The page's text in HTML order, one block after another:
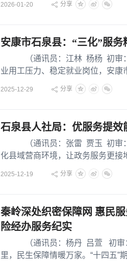
2026-01-20 分享
安康市石泉县：“三化”服
（通讯员：江林 杨杨 初审
业用工压力、稳定就业岗位，安康
2025-12-29 分享
石泉县人社局：优服务提
（通讯员：张雷 贾玉 初审
化县域营商环境，让政务服务更
2025-12-19 分享
秦岭深处织密保障网 惠民
险经办服务纪实
（通讯员：杨丹 吕萱 初审
里，民生保障情暖万家。“十四五”